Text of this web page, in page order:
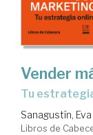
Vender
tu
Sanagustín, Eva
Libros de